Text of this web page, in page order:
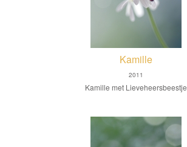
Kamille
2011
Kamille met Lieveheersbeestje